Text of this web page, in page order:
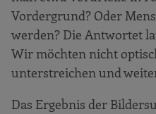
Vordergrund? Oder
werden? Die Antwortet
Wir möchten nicht
unterstreichen und
Das Ergebnis der